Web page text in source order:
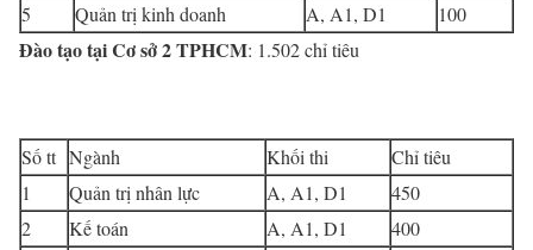
5
Quản trị kinh doanh A, A1, D1 100
Đào tạo tại Cơ sở 2 TPHCM: 1.502 chỉ tiêu
Số tt Ngành Khối thi
Chỉ tiêu
1
Quản trị nhân lực A, A1, D1
450
2
Kế toán A, A1, D1
400